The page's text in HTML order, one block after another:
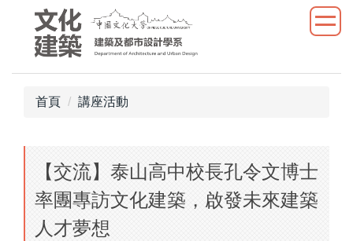
首頁 講座活動
【交流】泰山高中校長孔令文博士
率團專訪文化建築，啟發未來建築
人才夢想